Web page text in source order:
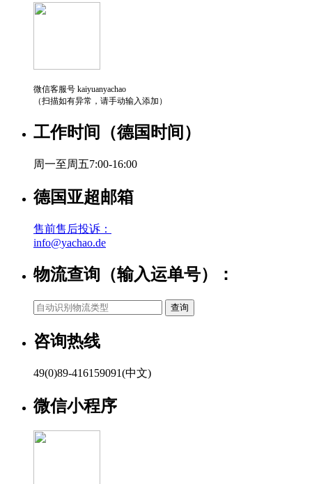
微信客服号 kaiyuanyachao
（扫描如有异常，请手动输入添加）
工作时间（德国时间）
周一至周五7:00-16:00
德国亚超邮箱
售前售后投诉：
info@yachao.de
物流查询（输入运单号）：
咨询热线
49(0)89-416159091(中文)
微信小程序